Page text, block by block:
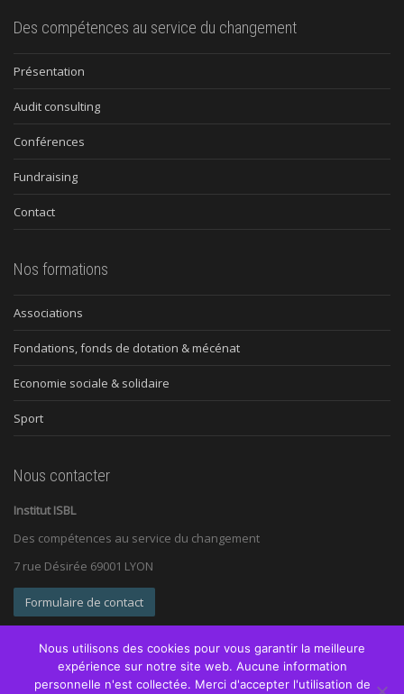
Des compétences au service du changement
Présentation
Audit consulting
Conférences
Fundraising
Contact
Nos formations
Associations
Fondations, fonds de dotation & mécénat
Economie sociale & solidaire
Sport
Nous contacter
Institut ISBL
Des compétences au service du changement
7 rue Désirée 69001 LYON
Formulaire de contact
Nous utilisons des cookies pour vous garantir la meilleure
expérience sur notre site web. Aucune information
personnelle n'est collectée. Merci d'accepter l'utilisation de